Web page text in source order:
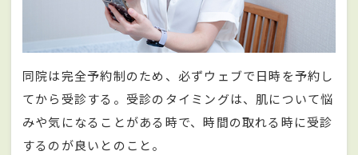
同院は完全予約制のため、必ずウェブで日時を予約し
てから受診する。受診のタイミングは、肌について悩
みや気になることがある時で、時間の取れる時に受診
するのが良いとのこと。